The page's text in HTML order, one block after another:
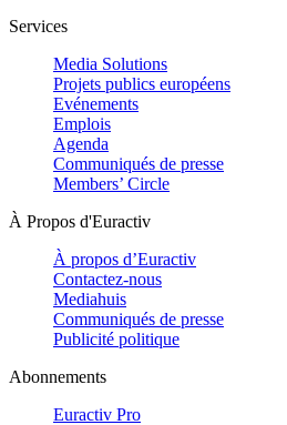
Services
Media Solutions
Projets publics européens
Evénements
Emplois
Agenda
Communiqués de presse
Members’ Circle
À Propos d'Euractiv
À propos d’Euractiv
Contactez-nous
Mediahuis
Communiqués de presse
Publicité politique
Abonnements
Euractiv Pro